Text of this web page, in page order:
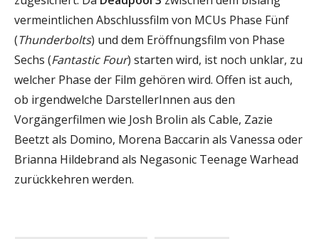
vermeintlichen Abschlussfilm von MCUs Phase Fünf
(Thunderbolts) und dem Eröffnungsfilm von Phase
Sechs (Fantastic Four) starten wird, ist noch unklar, zu
welcher Phase der Film gehören wird. Offen ist auch,
ob irgendwelche DarstellerInnen aus den
Vorgängerfilmen wie Josh Brolin als Cable, Zazie
Beetzt als Domino, Morena Baccarin als Vanessa oder
Brianna Hildebrand als Negasonic Teenage Warhead
zurückkehren werden.